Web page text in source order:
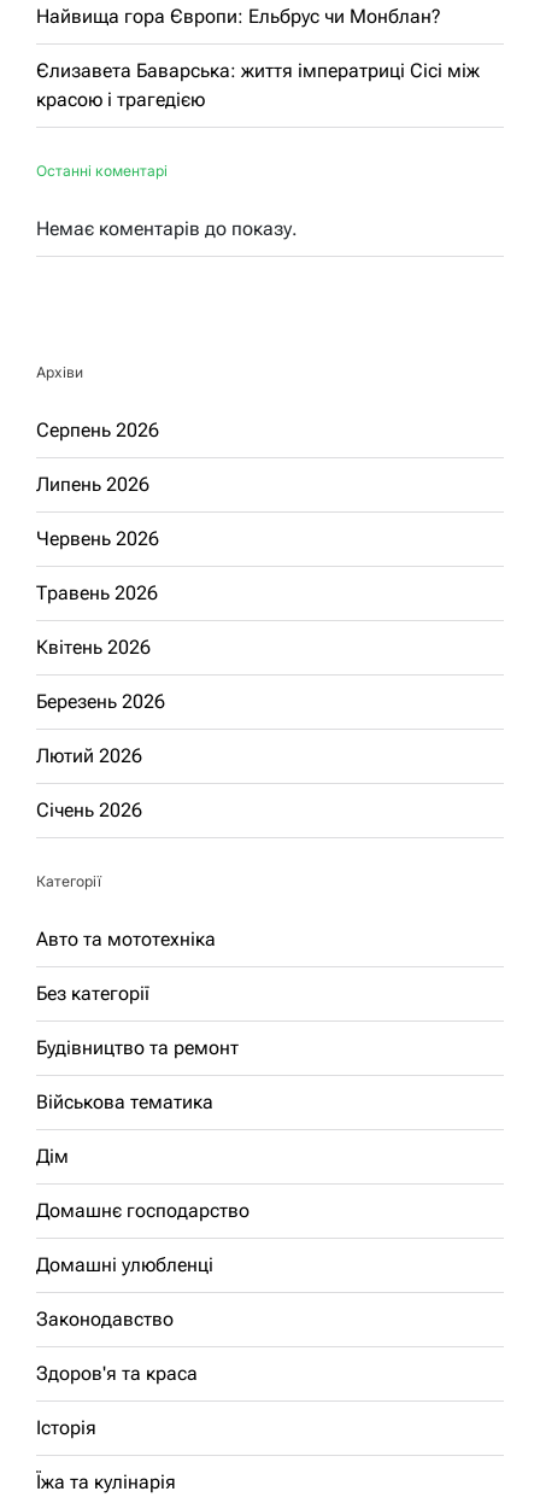
Найвища гора Європи: Ельбрус чи Монблан?
Єлизавета Баварська: життя імператриці Сісі між
красою і трагедією
Останні коментарі
Немає коментарів до показу.
Архіви
Серпень 2026
Липень 2026
Червень 2026
Травень 2026
Квітень 2026
Березень 2026
Лютий 2026
Січень 2026
Категорії
Авто та мототехніка
Без категорії
Будівництво та ремонт
Військова тематика
Дім
Домашнє господарство
Домашні улюбленці
Законодавство
Здоров'я та краса
Історія
Їжа та кулінарія